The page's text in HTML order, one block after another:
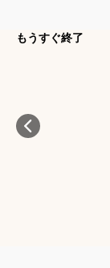
もうすぐ終了